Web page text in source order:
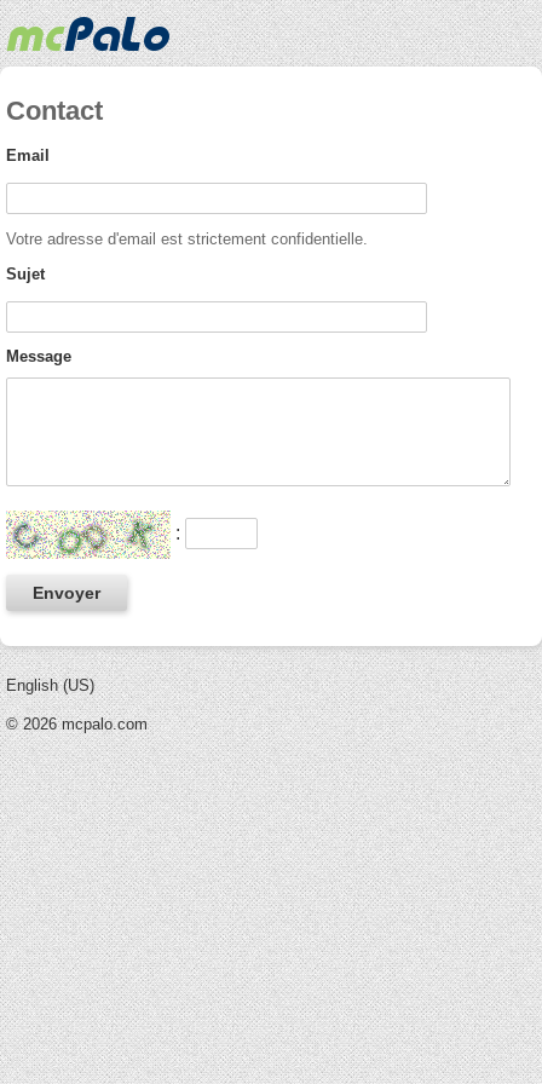
Contact
Email
Votre adresse d'email est strictement confidentielle.
Sujet
Message
:
English (US)
© 2026 mcpalo.com